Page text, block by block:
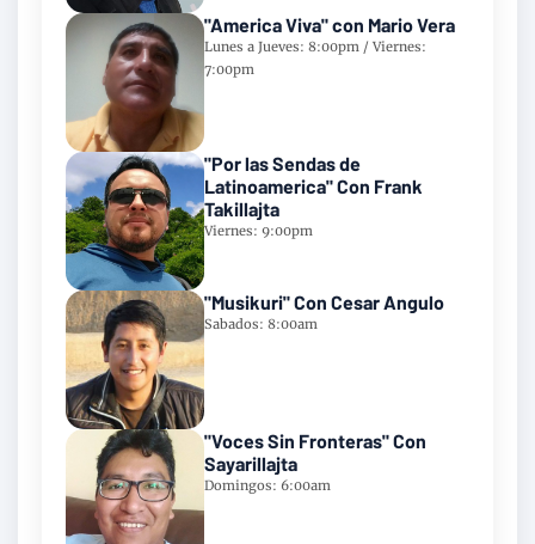
"America Viva" con Mario Vera
Lunes a Jueves: 8:00pm / Viernes:
7:00pm
"Por las Sendas de
Latinoamerica" Con Frank
Takillajta
Viernes: 9:00pm
"Musikuri" Con Cesar Angulo
Sabados: 8:00am
"Voces Sin Fronteras" Con
Sayarillajta
Domingos: 6:00am